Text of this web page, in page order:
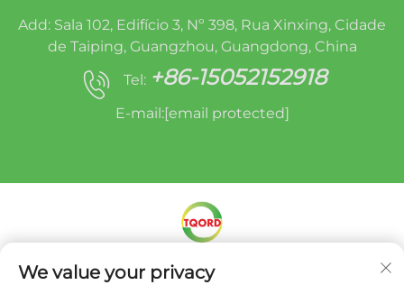
Add: Sala 102, Edifício 3, Nº 398, Rua Xinxing, Cidade
de Taiping, Guangzhou, Guangdong, China
Tel: +86-15052152918
E-mail:[email protected]
Direitos autorais © Miracle Oruide (guangzhou)
We value your privacy